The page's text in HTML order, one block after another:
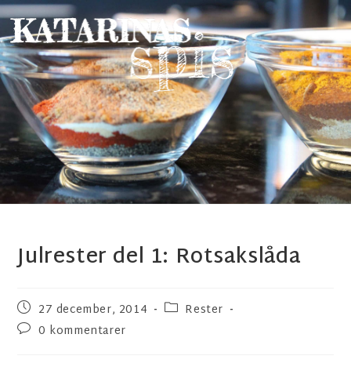
Julrester del 1: Rotsakslåda
27 december, 2014
Rester
0 kommentarer